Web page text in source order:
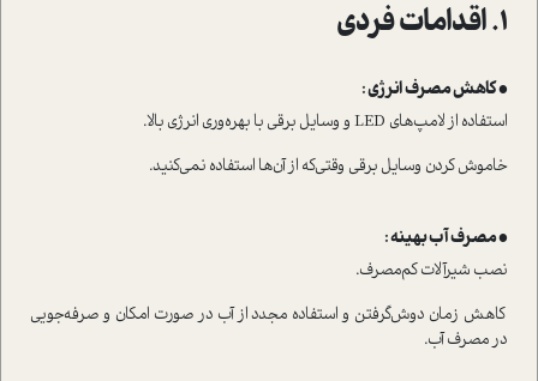
1. اقدامات فردی
• کاهش مصرف انرژی :
ا‌ستفاده از لامپ‌های LED و وسایل برقی با بهره‌‌وری انرژی بالا.
خاموش کردن وسایل برقی وقتی‌که از آن‌ها ا‌ستفاده نمی‌کنید.
• مصرف آب بهینه :
نصب شیرآلات کم‌مصرف.
کاهش زمان دوش‌گرفتن و ا‌ستفاده مجدد از آب در صورت امکان و صرفه‌جویی
در مصرف آب.